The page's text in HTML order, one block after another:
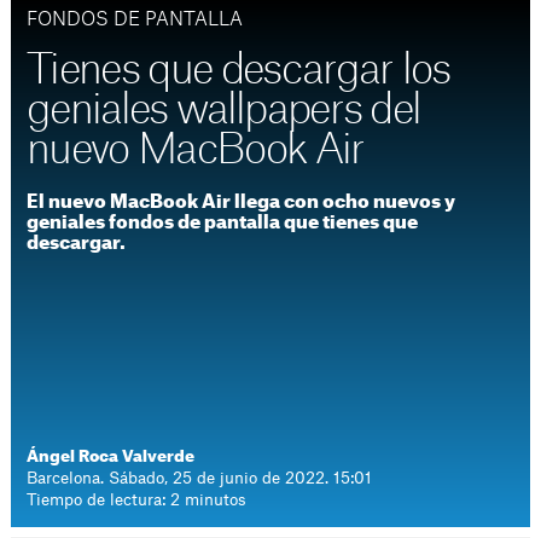
FONDOS DE PANTALLA
Tienes que descargar los
geniales wallpapers del
nuevo MacBook Air
El nuevo MacBook Air llega con ocho nuevos y
geniales fondos de pantalla que tienes que
descargar.
Ángel Roca Valverde
Barcelona. Sábado, 25 de junio de 2022. 15:01
Tiempo de lectura: 2 minutos